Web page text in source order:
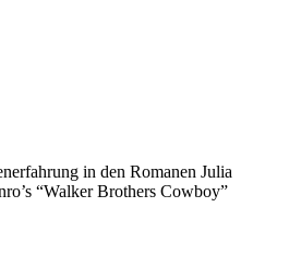
in den Romanen Julia
“Walker Brothers Cowboy”